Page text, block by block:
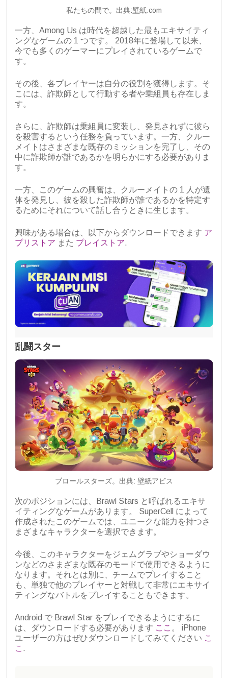
私たちの間で。出典:壁紙.com
一方、Among Us は時代を超越した最もエキサイティ
ングなゲームの 1 つです。 2018年に登場して以来、
今でも多くのゲーマーにプレイされているゲームで
す。
その後、各プレイヤーは自分の役割を獲得します。そ
こには、詐欺師として行動する者や乗組員も存在しま
す。
さらに、詐欺師は乗組員に変装し、発見されずに彼ら
を殺害するという任務を負っています。一方、クルー
メイトはさまざまな既存のミッションを完了し、その
中に詐欺師が誰であるかを明らかにする必要がありま
す。
一方、このゲームの興奮は、クルーメイトの 1 人が遺
体を発見し、彼を殺した詐欺師が誰であるかを特定す
るためにそれについて話し合うときに生じます。
興味がある場合は、以下からダウンロードできます ア
プリストア また プレイストア.
乱闘スター
ブロールスターズ。出典: 壁紙アビス
次のポジションには、Brawl Stars と呼ばれるエキサ
イティングなゲームがあります。 SuperCell によって
作成されたこのゲームでは、ユニークな能力を持つさ
まざまなキャラクターを選択できます。
今後、このキャラクターをジェムグラブやショーダウ
ンなどのさまざまな既存のモードで使用できるように
なります。それとは別に、チームでプレイすること
も、単独で他のプレイヤーと対戦して非常にエキサイ
ティングなバトルをプレイすることもできます。
Android で Brawl Star をプレイできるようにするに
は、ダウンロードする必要があります ここ 。 iPhone
ユーザーの方はぜひダウンロードしてみてください こ
こ .